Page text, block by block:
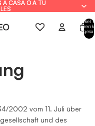
A CASA O A TU
A CASA O A TU
Artikel
2002 vom 11. Juli über
und des